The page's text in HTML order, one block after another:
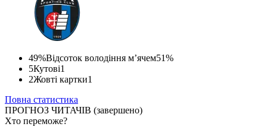
49%Відсоток володіння м’ячем51%
5Кутові1
2Жовті картки1
Повна статистика
ПРОГНОЗ ЧИТАЧІВ (завершено)
Хто переможе?